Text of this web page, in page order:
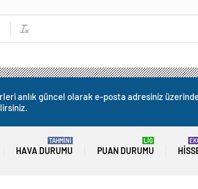
anlık güncel olarak e-posta adresiniz
HAVA DURUMU
TAHMİNİ
PUAN DURUMU
LİG